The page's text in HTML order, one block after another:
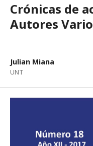
Crónicas de
Autores
Julian Miana
UNT